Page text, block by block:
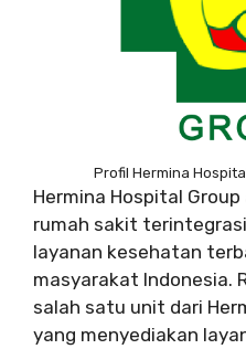
Profil Hermina
Hermina Hospital
rumah sakit
layanan kesehatan
masyarakat Indonesia.
salah satu unit dari
yang menyediakan